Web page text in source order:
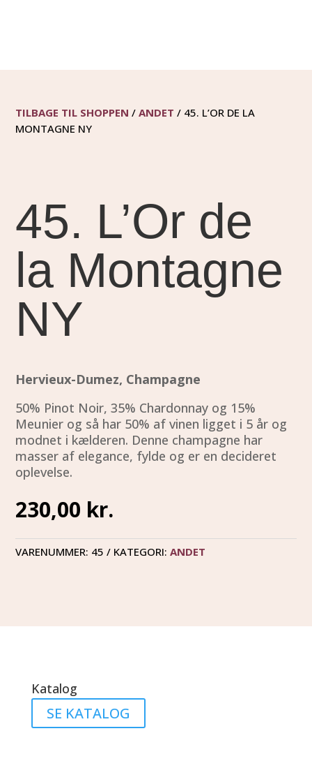
TILBAGE TIL SHOPPEN /ANDET / 45. L’OR DE LA
MONTAGNE NY
45. L’Or de
la Montagne
NY
Hervieux-Dumez, Champagne
50% Pinot Noir, 35% Chardonnay og 15%
Meunier og så har 50% af vinen ligget i 5 år og
modnet i kælderen. Denne champagne har
masser af elegance, fylde og er en decideret
oplevelse.
230,00 kr.
VARENUMMER: 45 KATEGORI:ANDET
Katalog
SE KATALOG